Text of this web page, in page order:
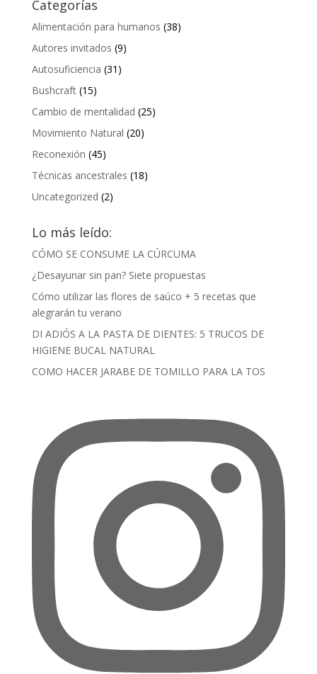
Categorías
Alimentación para humanos (38)
Autores invitados (9)
Autosuficiencia (31)
Bushcraft(15)
Cambio de mentalidad (25)
Movimiento Natural (20)
Reconexión (45)
Técnicas ancestrales (18)
Uncategorized (2)
Lo más leído:
CÓMO SE CONSUME LA CÚRCUMA
¿Desayunar sin pan? Siete propuestas
Cómo utilizar las flores de saúco + 5 recetas que
alegrarán tu verano
DI ADIÓS A LA PASTA DE DIENTES: 5 TRUCOS DE
HIGIENE BUCAL NATURAL
COMO HACER JARABE DE TOMILLO PARA LA TOS